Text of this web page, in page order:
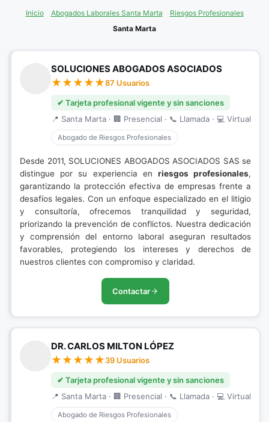
Inicio Abogados Laborales Santa Marta
Riesgos Profesionales
Santa Marta
SOLUCIONES ABOGADOS ASOCIADOS
87 Usuarios
✔ Tarjeta profesional vigente y sin sanciones
📍 Santa Marta · 🏢 Presencial · 📞 Llamada · 💻 Virtual
Abogado de Riesgos Profesionales
Desde 2011, SOLUCIONES ABOGADOS ASOCIADOS SAS se
distingue por su experiencia en riesgos profesionales,
garantizando la protección efectiva de empresas frente a
desafíos legales. Con un enfoque especializado en el litigio
y consultoría, ofrecemos tranquilidad y seguridad,
priorizando la prevención de conflictos. Nuestra dedicación
y comprensión del entorno laboral aseguran resultados
favorables, protegiendo los intereses y derechos de
nuestros clientes con compromiso y claridad.
Contactar
DR. CARLOS MILTON LÓPEZ
39 Usuarios
✔ Tarjeta profesional vigente y sin sanciones
📍 Santa Marta · 🏢 Presencial · 📞 Llamada · 💻 Virtual
Abogado de Riesgos Profesionales